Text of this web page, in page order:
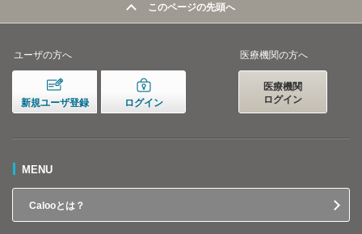
このページの先頭へ
ユーザの方へ
新規ユーザ登録 ログイン
医療機関の方へ
医療機関
ログイン
MENU
Calooとは？